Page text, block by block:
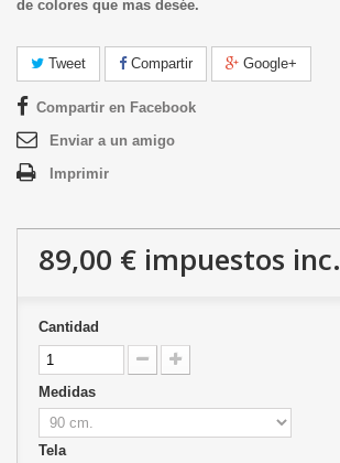
de colores que mas desée.
Tweet Compartir Google+
Compartir en Facebook
Enviar a un amigo
Imprimir
89,00 € impuestos inc.
Cantidad
Medidas
Tela